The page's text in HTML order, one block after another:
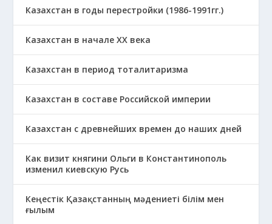
Казахстан в годы перестройки (1986-1991гг.)
Казахстан в начале ХХ века
Казахстан в период тоталитаризма
Казахстан в составе Российской империи
Казахстан с древнейших времен до наших дней
Как визит княгини Ольги в Константинополь
изменил киевскую Русь
Кеңестік Қазақстанның мәдениеті білім мен
ғылым